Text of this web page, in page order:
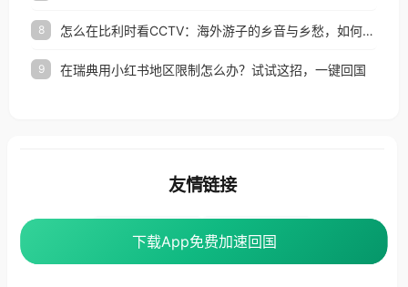
8 怎么在比利时看CCTV：海外游子的乡音与乡愁，如何一键连接？
9 在瑞典用小红书地区限制怎么办？试试这招，一键回国
下载App免费加速回国
下载App免费加速回国
友情链接